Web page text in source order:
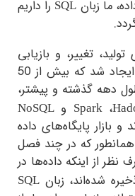
SQLرا داریم
و بازیابی
داده‌ها از پایگاه‌های داده رابطه‌ای ایجاد شد که بیش از 50
و پیشتر،
وNoSQL
داده
که در چند فصل
داده‌ها در
زبانSQL